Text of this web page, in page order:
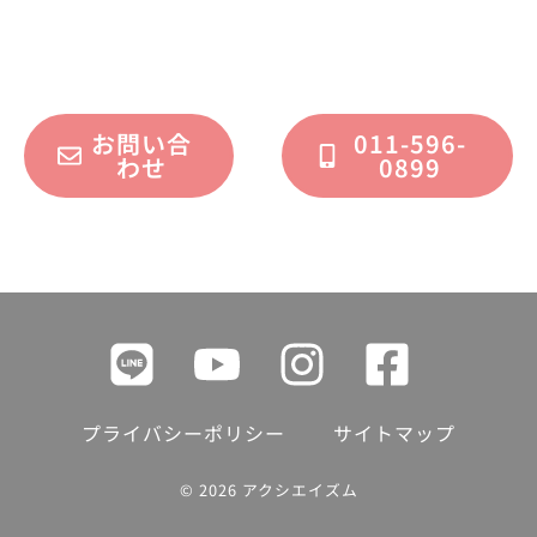
お問い合
わせ
011-596-
0899
プライバシーポリシー サイトマップ
© 2026 アクシエイズム